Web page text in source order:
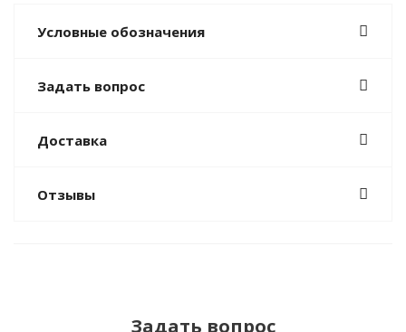
Условные обозначения
Задать вопрос
Доставка
Отзывы
Задать вопрос